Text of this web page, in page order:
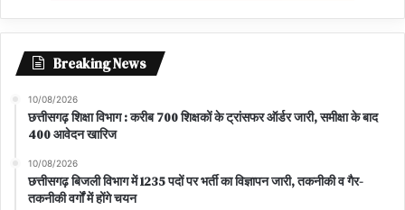
Breaking News
10/08/2026
छत्तीसगढ़ शिक्षा विभाग : करीब 700 शिक्षकों के ट्रांसफर ऑर्डर जारी, समीक्षा के बाद
400 आवेदन खारिज
10/08/2026
छत्तीसगढ़ बिजली विभाग में 1235 पदों पर भर्ती का विज्ञापन जारी, तकनीकी व गैर-
तकनीकी वर्गों में होंगे चयन